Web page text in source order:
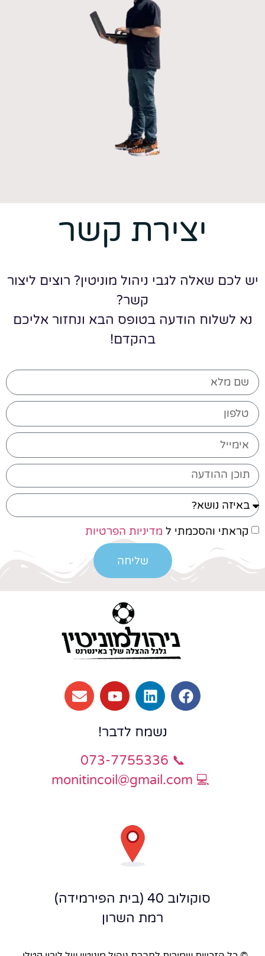
יצירת קשר
יש לכם שאלה לגבי ניהול מוניטין? רוצים ליצור
קשר?
נא לשלוח הודעה בטופס הבא ונחזור אליכם
בהקדם!
קראתי והסכמתי ל מדיניות הפרטיות
שליחה
נשמח לדבר!
📞 073-7755336
💻
monitincoil@gmail.com
סוקולוב 40 (בית הפירמידה)
רמת השרון